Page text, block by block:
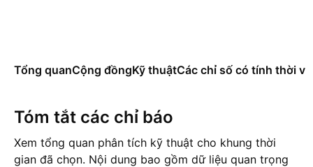
Tổng quanCộng đồngKỹ thuậtCác chỉ số có tính thời vụ
Tóm tắt các chỉ báo
Xem tổng quan phân tích kỹ thuật cho khung thời
gian đã chọn. Nội dung bao gồm dữ liệu quan trọng